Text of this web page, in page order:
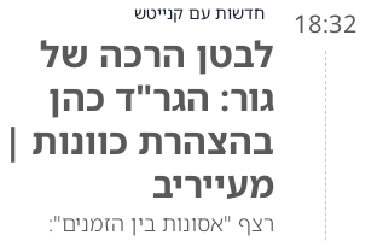
18:32 חדשות עם קנייטש
לבטן הרכה של
גור: הגר"ד כהן
בהצהרת כוונות |
מעייריב
רצף "אסונות בין הזמנים":